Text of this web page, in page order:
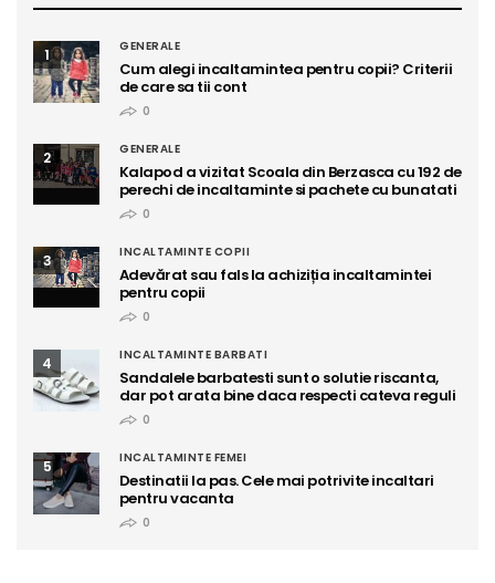
1 GENERALE
Cum alegi incaltamintea pentru copii? Criterii
de care sa tii cont
0
2 GENERALE
Kalapod a vizitat Scoala din Berzasca cu 192 de
perechi de incaltaminte si pachete cu bunatati
0
3 INCALTAMINTE COPII
Adevărat sau fals la achiziția incaltamintei
pentru copii
0
4 INCALTAMINTE BARBATI
Sandalele barbatesti sunt o solutie riscanta,
dar pot arata bine daca respecti cateva reguli
0
5 INCALTAMINTE FEMEI
Destinatii la pas. Cele mai potrivite incaltari
pentru vacanta
0